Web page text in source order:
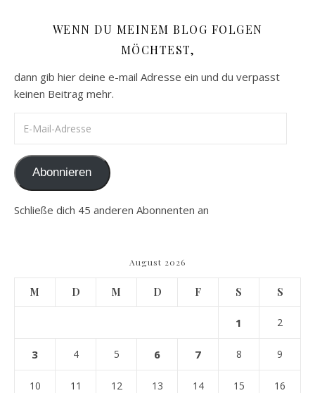
WENN DU MEINEM BLOG FOLGEN
MÖCHTEST,
dann gib hier deine e-mail Adresse ein und du verpasst
keinen Beitrag mehr.
Abonnieren
Schließe dich 45 anderen Abonnenten an
August 2026
M D M D F S S
1 2
3 4 5 6 7 8 9
10 11 12 13 14 15 16